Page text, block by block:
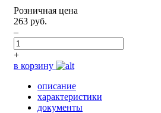
Розничная цена
263 руб.
–
+
в корзину
описание
характеристики
документы